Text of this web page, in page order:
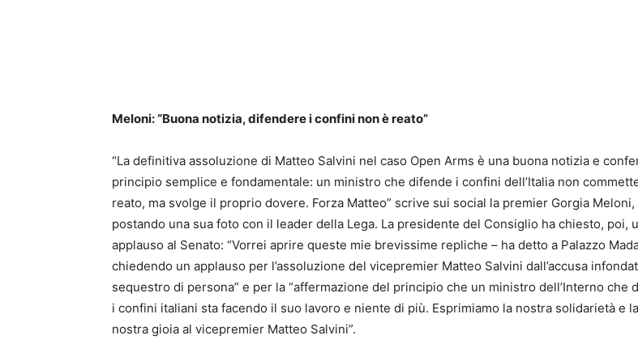
Meloni: “Buona notizia, difendere i confini non è reato”
“La definitiva assoluzione di Matteo Salvini nel caso Open Arms è una buona notizia e
principio semplice e fondamentale: un ministro che difende i confini dell’Italia non
reato, ma svolge il proprio dovere. Forza Matteo” scrive sui social la premier Gorgia Meloni,
postando una sua foto con il leader della Lega. La presidente del Consiglio ha chiesto, poi,
applauso al Senato: “Vorrei aprire queste mie brevissime repliche – ha detto a Palazzo
chiedendo un applauso per l’assoluzione del vicepremier Matteo Salvini dall’accusa
sequestro di persona” e per la “affermazione del principio che un ministro dell’Interno che
i confini italiani sta facendo il suo lavoro e niente di più. Esprimiamo la nostra solidarietà e la
nostra gioia al vicepremier Matteo Salvini”.